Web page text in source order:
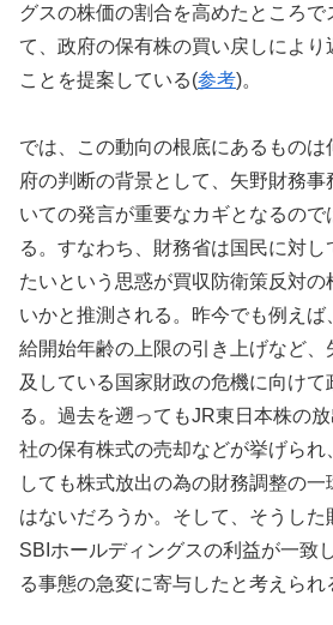
グスの株価の割合を高めたところ
て、政府の保有株の買い戻しにより
ことを提案している(参考)。
では、この動向の根底にあるもの
府の判断の背景として、矢野財務
いての発言が重要なカギとなるので
る。すなわち、財務省は国民に対
たいという思惑が買収防衛策反対
いかと推測される。昨今でも例え
給開始年齢の上限の引き上げなど
及している国家財政の危機に向け
る。過去を遡ってもJR東日本株の
社の保有株式の売却などが挙げら
しても株式放出の為の財務調整の
はないだろうか。そして、そうした
SBIホールディングスの利益が一致
る事態の急変に寄与したと考えられ